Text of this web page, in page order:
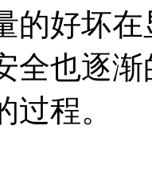
的好坏
全也逐
程。